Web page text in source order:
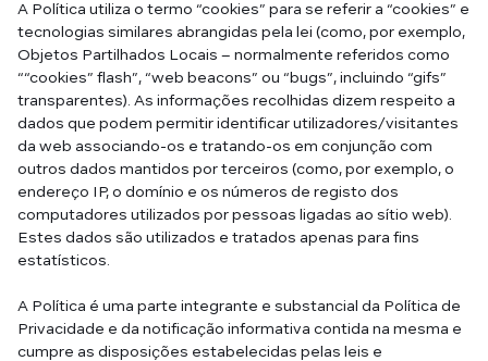
A Política utiliza o termo “cookies” para se referir a “cookies” e
tecnologias similares abrangidas pela lei (como, por exemplo,
Objetos Partilhados Locais – normalmente referidos como
““cookies” flash”, “web beacons” ou “bugs”, incluindo “gifs”
transparentes). As informações recolhidas dizem respeito a
dados que podem permitir identificar utilizadores/visitantes
da web associando-os e tratando-os em conjunção com
outros dados mantidos por terceiros (como, por exemplo, o
endereço IP, o domínio e os números de registo dos
computadores utilizados por pessoas ligadas ao sítio web).
Estes dados são utilizados e tratados apenas para fins
estatísticos.
A Política é uma parte integrante e substancial da Política de
Privacidade e da notificação informativa contida na mesma e
cumpre as disposições estabelecidas pelas leis e